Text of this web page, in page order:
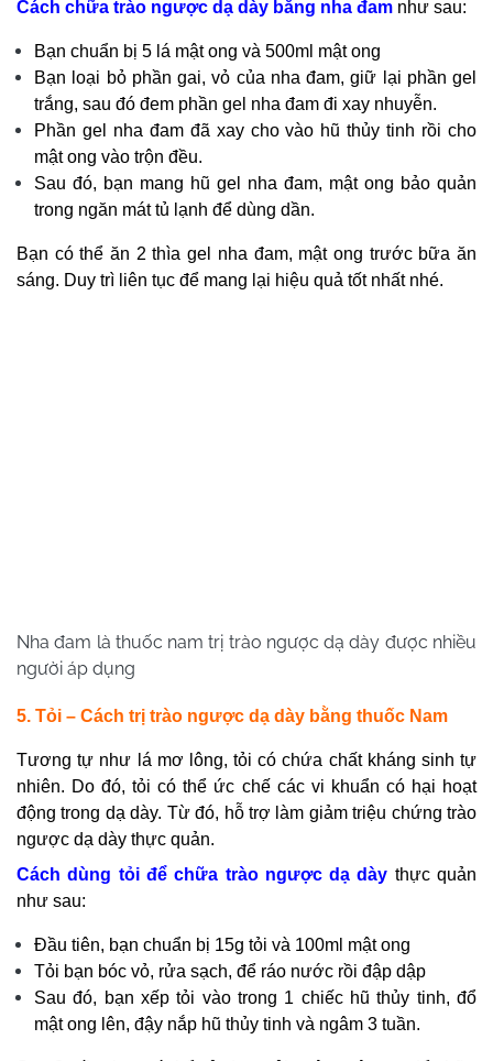
Cách chữa trào ngược dạ dày bằng nha đam như sau:
Bạn chuẩn bị 5 lá mật ong và 500ml mật ong
Bạn loại bỏ phần gai, vỏ của nha đam, giữ lại phần gel
trắng, sau đó đem phần gel nha đam đi xay nhuyễn.
Phần gel nha đam đã xay cho vào hũ thủy tinh rồi cho
mật ong vào trộn đều.
Sau đó, bạn mang hũ gel nha đam, mật ong bảo quản
trong ngăn mát tủ lạnh để dùng dần.
Bạn có thể ăn 2 thìa gel nha đam, mật ong trước bữa ăn
sáng. Duy trì liên tục để mang lại hiệu quả tốt nhất nhé.
Nha đam là thuốc nam trị trào ngược dạ dày được nhiều
người áp dụng
5. Tỏi – Cách trị trào ngược dạ dày bằng thuốc Nam
Tương tự như lá mơ lông, tỏi có chứa chất kháng sinh tự
nhiên. Do đó, tỏi có thể ức chế các vi khuẩn có hại hoạt
động trong dạ dày. Từ đó, hỗ trợ làm giảm triệu chứng trào
ngược dạ dày thực quản.
Cách dùng tỏi để chữa trào ngược dạ dày thực quản
như sau:
Đầu tiên, bạn chuẩn bị 15g tỏi và 100ml mật ong
Tỏi bạn bóc vỏ, rửa sạch, để ráo nước rồi đập dập
Sau đó, bạn xếp tỏi vào trong 1 chiếc hũ thủy tinh, đổ
mật ong lên, đậy nắp hũ thủy tinh và ngâm 3 tuần.